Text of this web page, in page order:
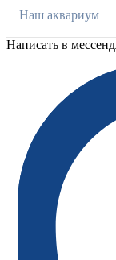
Наш аквариум
Написать в